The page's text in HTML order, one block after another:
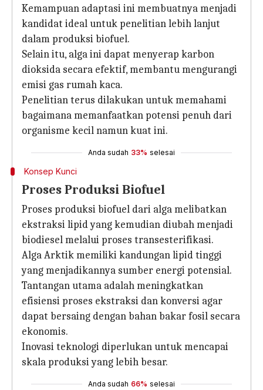
Kemampuan adaptasi ini membuatnya menjadi
kandidat ideal untuk penelitian lebih lanjut
dalam produksi biofuel.
Selain itu, alga ini dapat menyerap karbon
dioksida secara efektif, membantu mengurangi
emisi gas rumah kaca.
Penelitian terus dilakukan untuk memahami
bagaimana memanfaatkan potensi penuh dari
organisme kecil namun kuat ini.
Anda sudah 33% selesai
Konsep Kunci
Proses Produksi Biofuel
Proses produksi biofuel dari alga melibatkan
ekstraksi lipid yang kemudian diubah menjadi
biodiesel melalui proses transesterifikasi.
Alga Arktik memiliki kandungan lipid tinggi
yang menjadikannya sumber energi potensial.
Tantangan utama adalah meningkatkan
efisiensi proses ekstraksi dan konversi agar
dapat bersaing dengan bahan bakar fosil secara
ekonomis.
Inovasi teknologi diperlukan untuk mencapai
skala produksi yang lebih besar.
Anda sudah 66% selesai